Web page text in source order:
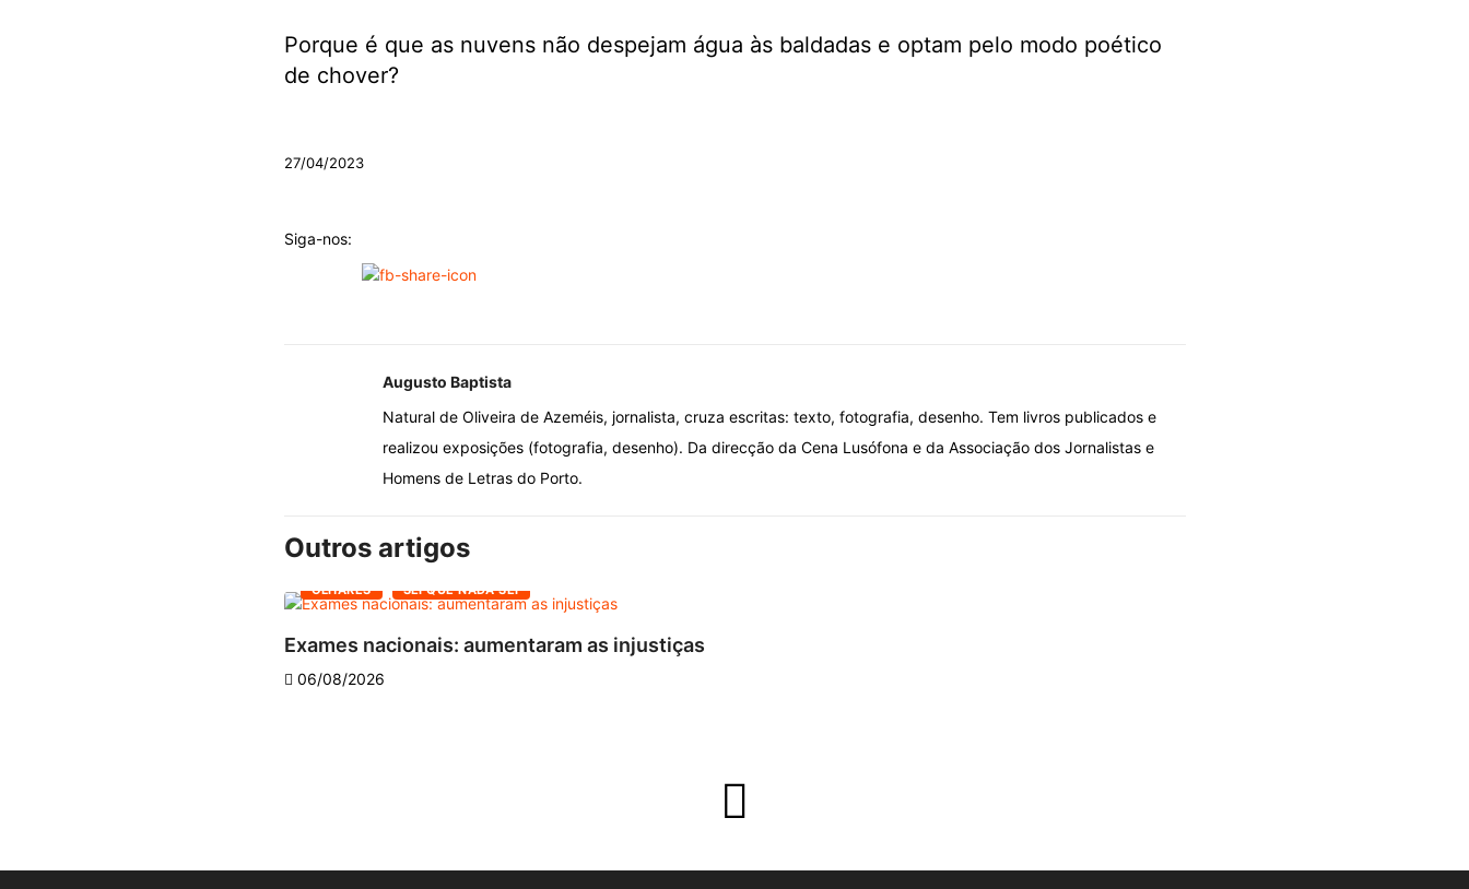
Porque é que as nuvens não despejam água às baldadas e optam pelo modo poético
de chover?
27/04/2023
Siga-nos:
Augusto Baptista
Natural de Oliveira de Azeméis, jornalista, cruza escritas: texto, fotografia, desenho. Tem livros publicados e
realizou exposições (fotografia, desenho). Da direcção da Cena Lusófona e da Associação dos Jornalistas e
Homens de Letras do Porto.
Outros artigos
OLHARES SEI QUE NADA SEI
Exames nacionais: aumentaram as injustiças
06/08/2026